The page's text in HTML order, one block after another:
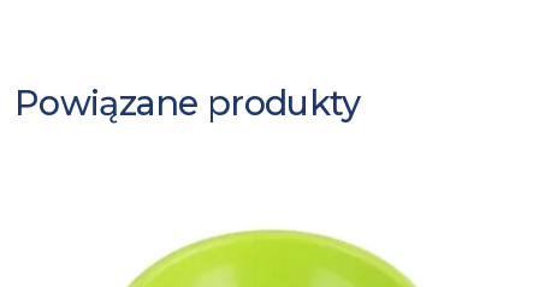
Powiązane produkty